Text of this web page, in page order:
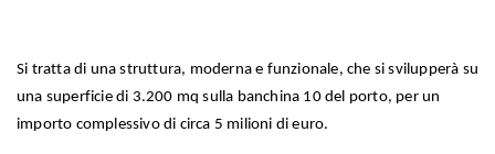
Si tratta di una struttura, moderna e funzionale, che si svilupperà su
una superficie di 3.200 mq sulla banchina 10 del porto, per un
importo complessivo di circa 5 milioni di euro.